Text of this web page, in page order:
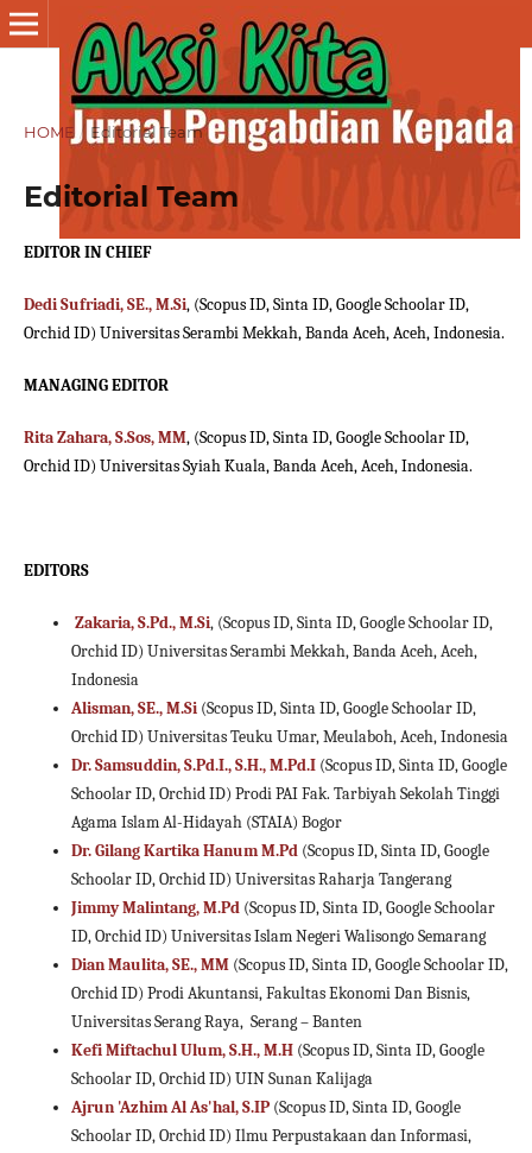
HOME / Editorial Team
Editorial Team
EDITOR IN CHIEF
Dedi Sufriadi, SE., M.Si, (Scopus ID, Sinta ID, Google Schoolar ID,
Orchid ID) Universitas Serambi Mekkah, Banda Aceh, Aceh, Indonesia.
MANAGING EDITOR
Rita Zahara, S.Sos, MM, (Scopus ID, Sinta ID, Google Schoolar ID,
Orchid ID) Universitas Syiah Kuala, Banda Aceh, Aceh, Indonesia.
EDITORS
Zakaria, S.Pd., M.Si, (Scopus ID, Sinta ID, Google Schoolar ID,
Orchid ID) Universitas Serambi Mekkah, Banda Aceh, Aceh,
Indonesia
Alisman, SE., M.Si(Scopus ID, Sinta ID, Google Schoolar ID,
Orchid ID) Universitas Teuku Umar, Meulaboh, Aceh, Indonesia
Dr. Samsuddin, S.Pd.I., S.H., M.Pd.I(Scopus ID, Sinta ID, Google
Schoolar ID, Orchid ID) Prodi PAI Fak. Tarbiyah Sekolah Tinggi
Agama Islam Al-Hidayah (STAIA) Bogor
Dr. Gilang Kartika Hanum M.Pd(Scopus ID, Sinta ID, Google
Schoolar ID, Orchid ID) Universitas Raharja Tangerang
Jimmy Malintang, M.Pd (Scopus ID, Sinta ID, Google Schoolar
ID, Orchid ID) Universitas Islam Negeri Walisongo Semarang
Dian Maulita, SE., MM(Scopus ID, Sinta ID, Google Schoolar ID,
Orchid ID) Prodi Akuntansi, Fakultas Ekonomi Dan Bisnis,
Universitas Serang Raya, Serang – Banten
Kefi Miftachul Ulum, S.H., M.H(Scopus ID, Sinta ID, Google
Schoolar ID, Orchid ID) UIN Sunan Kalijaga
Ajrun 'Azhim Al As'hal, S.IP(Scopus ID, Sinta ID, Google
Schoolar ID, Orchid ID) Ilmu Perpustakaan dan Informasi,